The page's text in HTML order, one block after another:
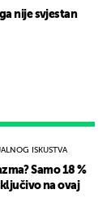
ISKUSTVA
Samo 18 %
na ovaj
nije svjestan